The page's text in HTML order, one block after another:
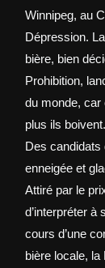
4
,
0
0
€
à
1
0
,
0
0
Winnipeg, au
Dépression.
bière, bien
Prohibition,
du monde, car
plus ils boivent.
Des candidats
enneigée et
Attiré par le
d’interpréter à
cours d’une
bière locale,